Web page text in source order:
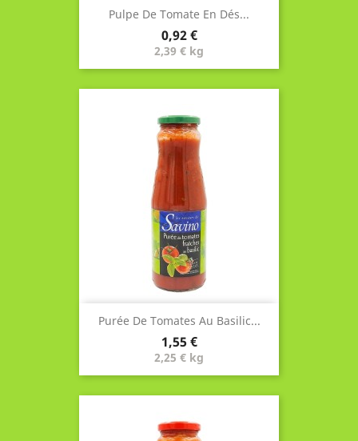
Pulpe De Tomate En Dés...
Prix
0,92 €
2,39 € kg
Purée De Tomates Au Basilic...
Prix
1,55 €
2,25 € kg